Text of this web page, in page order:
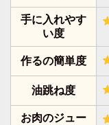
手に入れやす
い度
作るの簡単度
油跳ね度
お肉のジュー